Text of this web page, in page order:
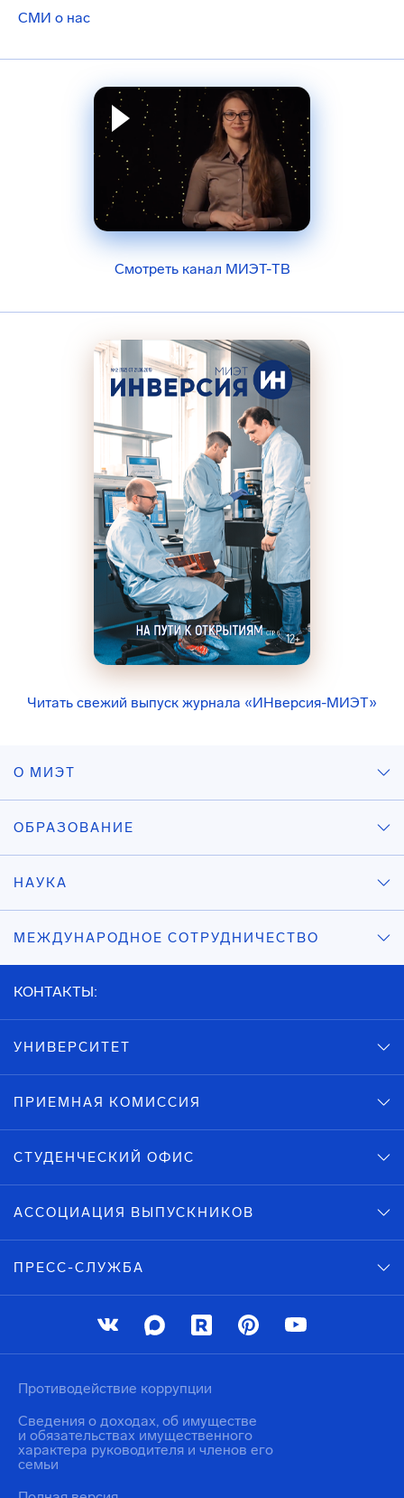
СМИ о нас
Смотреть канал МИЭТ-ТВ
Читать свежий выпуск журнала «ИНверсия-МИЭТ»
О МИЭТ
ОБРАЗОВАНИЕ
НАУКА
МЕЖДУНАРОДНОЕ СОТРУДНИЧЕСТВО
КОНТАКТЫ:
УНИВЕРСИТЕТ
ПРИЕМНАЯ КОМИССИЯ
СТУДЕНЧЕСКИЙ ОФИС
АССОЦИАЦИЯ ВЫПУСКНИКОВ
ПРЕСС-СЛУЖБА
Противодействие коррупции
Сведения о доходах, об имуществе
и обязательствах имущественного
характера руководителя и членов его
семьи